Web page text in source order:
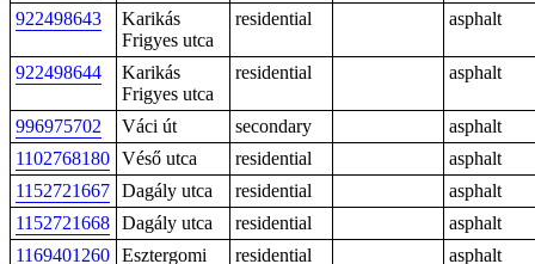
922498643
Karikás
Frigyes utca
residential asphalt
922498644
Karikás
Frigyes utca
residential asphalt
996975702 Váci út secondary
asphalt
1102768180 Véső utca residential
asphalt
1152721667 Dagály utca residential
asphalt
1152721668 Dagály utca residential
asphalt
1169401260 Esztergomi
residential asphalt